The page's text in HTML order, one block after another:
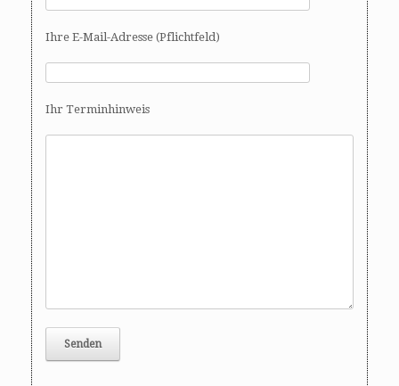
Ihre E-Mail-Adresse (Pflichtfeld)
Ihr Terminhinweis